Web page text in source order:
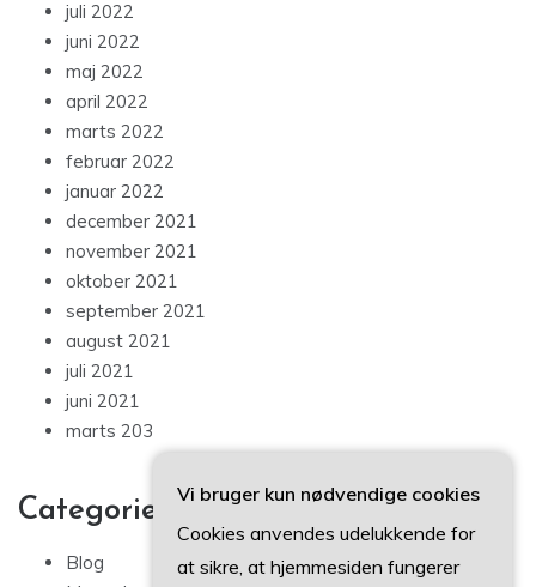
juli 2022
juni 2022
maj 2022
april 2022
marts 2022
februar 2022
januar 2022
december 2021
november 2021
oktober 2021
september 2021
august 2021
juli 2021
juni 2021
marts 203
Categories
Blog
Vi bruger kun nødvendige cookies
Cookies anvendes udelukkende for
at sikre, at hjemmesiden fungerer